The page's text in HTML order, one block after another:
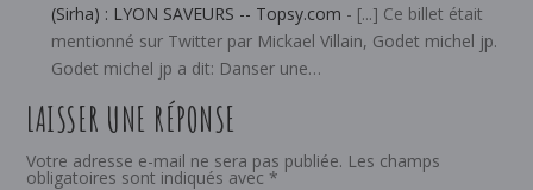
(Sirha) : LYON SAVEURS -- Topsy.com - [...] Ce billet était
mentionné sur Twitter par Mickael Villain, Godet michel jp.
Godet michel jp a dit: Danser une…
LAISSER UNE RÉPONSE
Votre adresse e-mail ne sera pas publiée. Les champs
obligatoires sont indiqués avec *